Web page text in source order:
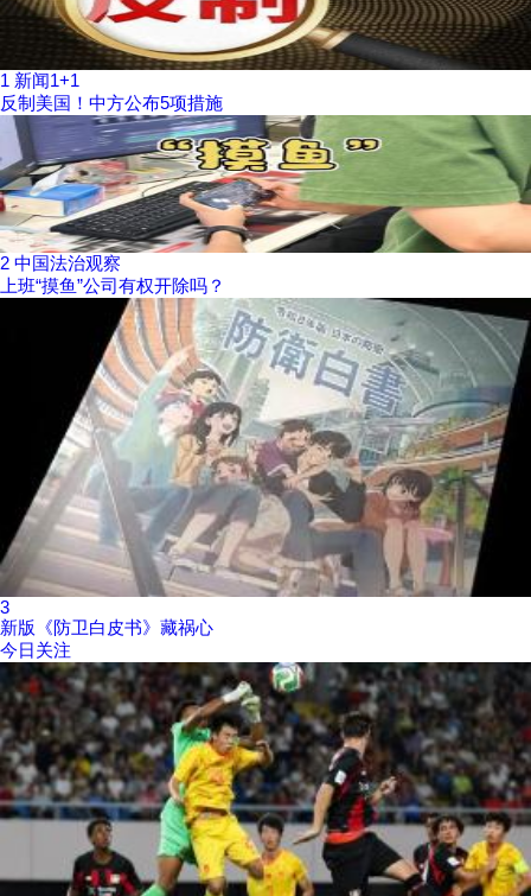
1 新闻1+1
反制美国！中方公布5项措施
2 中国法治观察
上班“摸鱼”公司有权开除吗？
3
新版《防卫白皮书》藏祸心
今日关注